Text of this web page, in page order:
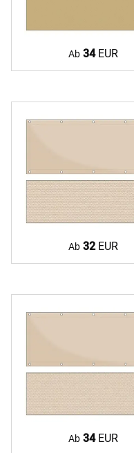
Ab 34EUR
Ab 32EUR
Ab 34EUR